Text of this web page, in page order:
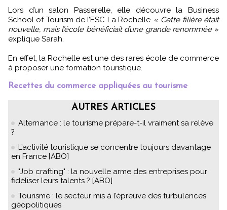
Lors d’un salon Passerelle, elle découvre la Business
School of Tourism de l’ESC La Rochelle. « Cette filière était
nouvelle, mais l’école bénéficiait d’une grande renommée»
explique Sarah.
En effet, la Rochelle est une des rares école de commerce
à proposer une formation touristique.
Recettes du commerce appliquées au tourisme
AUTRES ARTICLES
Alternance : le tourisme prépare-t-il vraiment sa relève
?
L’activité touristique se concentre toujours davantage
en France [ABO]
"Job crafting" : la nouvelle arme des entreprises pour
fidéliser leurs talents ? [ABO]
Tourisme : le secteur mis à l’épreuve des turbulences
géopolitiques